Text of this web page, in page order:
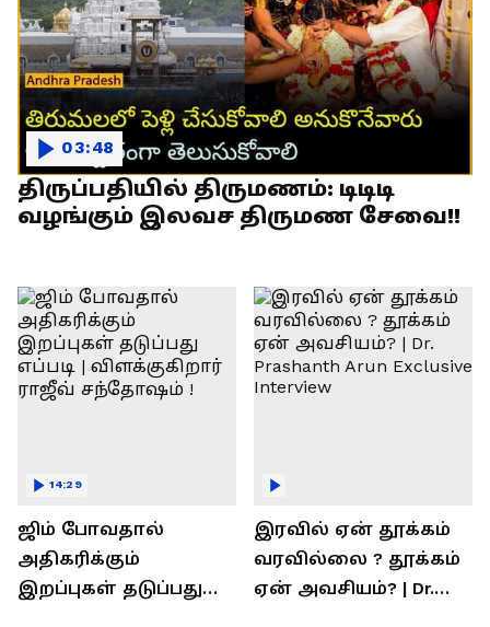
திருப்பதியில் திருமணம்: டிடிடி
வழங்கும் இலவச திருமண சேவை!!
03:48
ஜிம் போவதால்
அதிகரிக்கும்
இறப்புகள் தடுப்பது
14:29
இரவில் ஏன் தூக்கம்
வரவில்லை ? தூக்கம்
ஏன் அவசியம்? | Dr.